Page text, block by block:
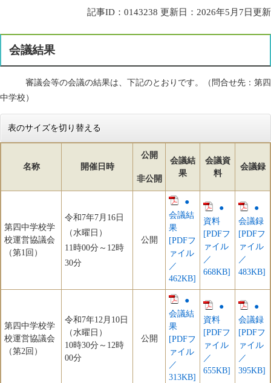
記事ID：0143238 更新日：2026年5月7日更新
会議結果
審議会等の会議の結果は、下記のとおりです。（問合せ先：第四
中学校）
表のサイズを切り替える
名称 開催日時
公開
非公開
会議結
果
会議資
料
会議録
第四中学校学
校運営協議会
（第1回）
令和7年7月16日
（水曜日）
11時00分～12時
30分
公開
●
会議結
果
[PDFフ
ァイル
／
462KB]
●
資料
[PDFフ
ァイル
／
668KB]
​●
会議録
[PDFフ
ァイル
／
483KB]
第四中学校学
校運営協議会
（第2回）
令和7年12月10日
（水曜日）
10時30分～12時
00分
公開
●
会議結
果
[PDFフ
ァイル
／
313KB]
●
資料
[PDFフ
ァイル
／
655KB]
●
会議録
[PDFフ
ァイル
／
395KB]